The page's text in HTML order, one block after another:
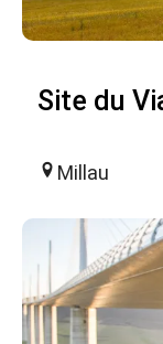
Site du
Millau